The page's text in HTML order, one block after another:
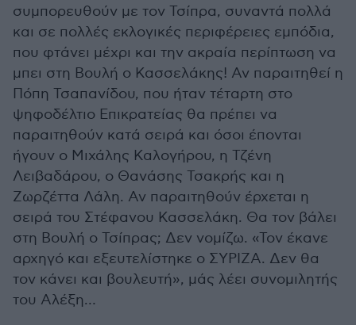
συμπορευθούν με τον Τσίπρα, συναντά πολλά
και σε πολλές εκλογικές περιφέρειες εμπόδια,
που φτάνει μέχρι και την ακραία περίπτωση να
μπει στη Βουλή ο Κασσελάκης! Αν παραιτηθεί η
Πόπη Τσαπανίδου, που ήταν τέταρτη στο
ψηφοδέλτιο Επικρατείας θα πρέπει να
παραιτηθούν κατά σειρά και όσοι έπονται
ήγουν ο Μιχάλης Καλογήρου, η Τζένη
Λειβαδάρου, ο Θανάσης Τσακρής και η
Ζωρζέττα Λάλη. Αν παραιτηθούν έρχεται η
σειρά του Στέφανου Κασσελάκη. Θα τον βάλει
στη Βουλή ο Τσίπρας; Δεν νομίζω. «Τον έκανε
αρχηγό και εξευτελίστηκε ο ΣΥΡΙΖΑ. Δεν θα
τον κάνει και βουλευτή», μάς λέει συνομιλητής
του Αλέξη…